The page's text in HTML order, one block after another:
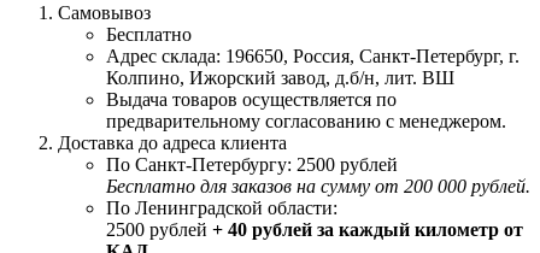
Самовывоз
Бесплатно
Адрес склада: 196650, Россия, Санкт-Петербург, г.
Колпино, Ижорский завод, д.б/н, лит. ВШ
Выдача товаров осуществляется по
предварительному согласованию с менеджером.
Доставка до адреса клиента
По Санкт-Петербургу: 2500 рублей
Бесплатно для заказов на сумму от 200 000 рублей.
По Ленинградской области:
2500 рублей + 40 рублей за каждый километр от